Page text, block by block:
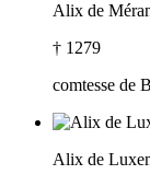
Alix de
† 1279
comtesse de
Alix de